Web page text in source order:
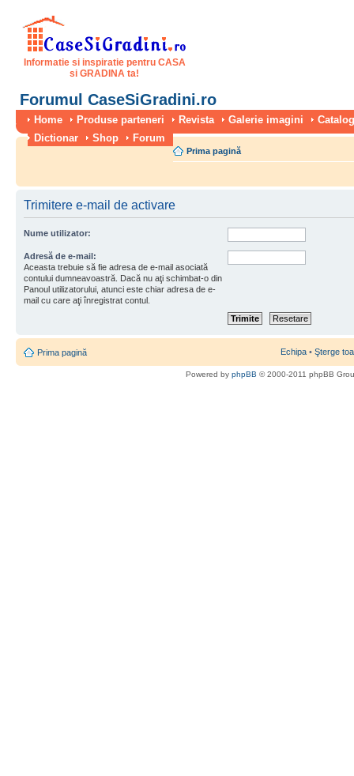
Informatie si inspiratie pentru CASA
si GRADINA ta!
Forumul CaseSiGradini.ro
Home Produse parteneri Revista Galerie imagini
Dictionar
Shop Forum
Prima pagină
Trimitere e-mail de activare
Nume utilizator:
Adresă de e-mail:
Aceasta trebuie să fie adresa de e-mail asociată
contului dumneavoastră. Dacă nu aţi schimbat-o din
Panoul utilizatorului, atunci este chiar adresa de e-
mail cu care aţi înregistrat contul.
Prima pagină Echipa • Şterge
Powered by phpBB © 2000-2011 phpBB